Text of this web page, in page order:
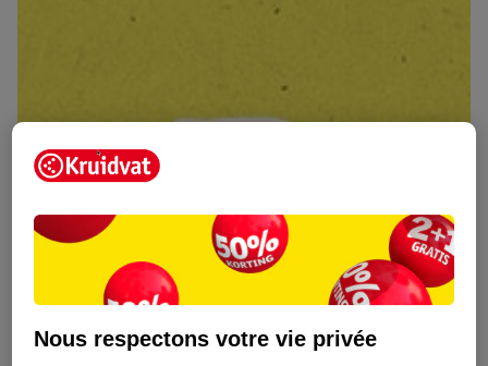
Nous respectons votre vie privée